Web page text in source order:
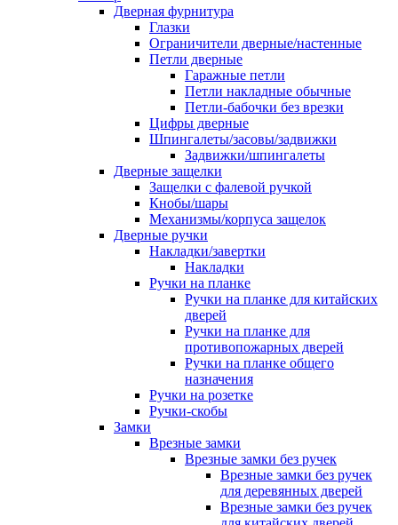
Дверная фурнитура
Глазки
Ограничители дверные/настенные
Петли дверные
Гаражные петли
Петли накладные обычные
Петли-бабочки без врезки
Цифры дверные
Шпингалеты/засовы/задвижки
Задвижки/шпингалеты
Дверные защелки
Защелки с фалевой ручкой
Кнобы/шары
Механизмы/корпуса защелок
Дверные ручки
Накладки/завертки
Накладки
Ручки на планке
Ручки на планке для китайских
дверей
Ручки на планке для
противопожарных дверей
Ручки на планке общего
назначения
Ручки на розетке
Ручки-скобы
Замки
Врезные замки
Врезные замки без ручек
Врезные замки без ручек
для деревянных дверей
Врезные замки без ручек